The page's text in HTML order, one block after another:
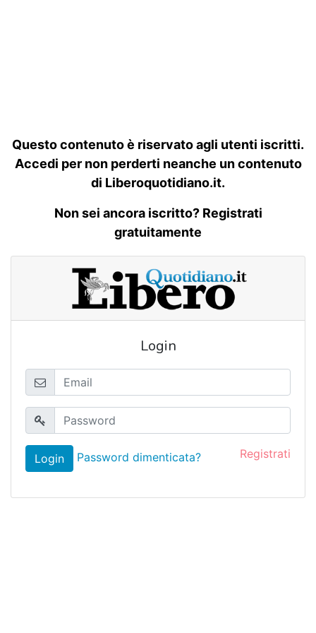
Questo contenuto è riservato agli utenti iscritti.
Accedi per non perderti neanche un contenuto
di Liberoquotidiano.it.
Non sei ancora iscritto? Registrati
gratuitamente
Login
Login Password dimenticata? Registrati